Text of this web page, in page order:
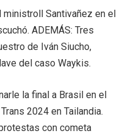
ministroll Santivañez en el
ADEMÁS: Tres
de Iván Siucho,
del caso Waykis.
la final a Brasil en el
2024 en Tailandia.
con cometa